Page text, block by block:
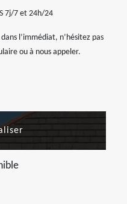
7j/7 et 24h/24
l’immédiat, n’hésitez pas
ou à nous appeler.